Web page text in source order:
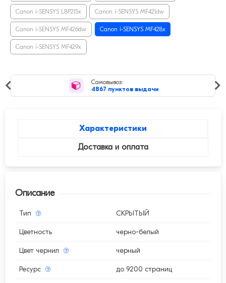
Canon i-SENSYS LBP215x Canon i-SENSYS MF421dw
Canon i-SENSYS MF426dw Canon i-SENSYS MF428x
Canon i-SENSYS MF429x
Самовывоз:
4867 пунктов выдачи
Характеристики
Доставка и оплата
Описание
Тип СКРЫТЫЙ
Цветность черно-белый
Цвет чернил черный
Ресурс до 9200 страниц